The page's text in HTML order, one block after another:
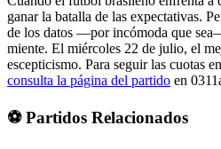
ganar la batalla de las expectativas.
de los datos —por incómoda que
miente. El miércoles 22 de julio, el
escepticismo. Para seguir las cuotas
consulta la página del partido en
⚽ Partidos Relacionados